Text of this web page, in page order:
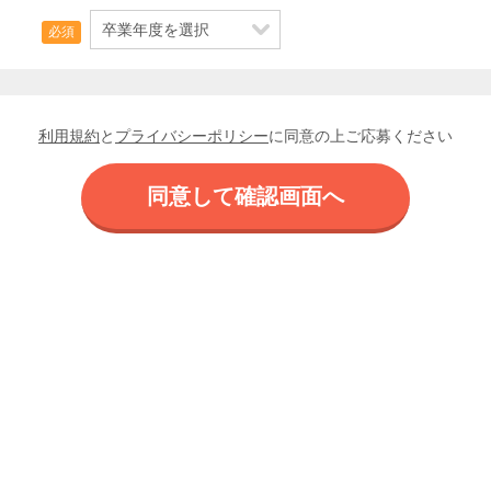
必須
利用規約と プライバシーポリシーに同意の上ご応募ください
同意して確認画面へ